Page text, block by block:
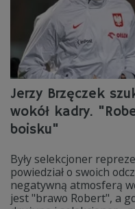
Jerzy Brzęczek
wokół kadry.
boisku"
Były selekcjoner
powiedział o swoich
negatywną atmosferą
jest "brawo Robert", a